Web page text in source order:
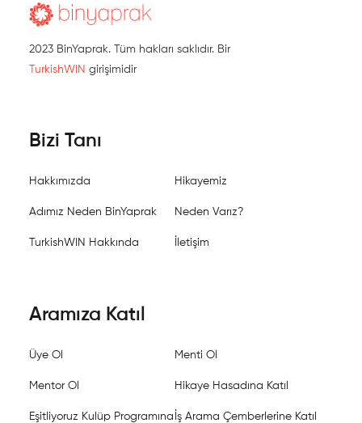
2023 BinYaprak. Tüm hakları saklıdır. Bir
TurkishWIN girişimidir
Bizi Tanı
Hakkımızda Hikayemiz
Adımız Neden BinYaprak Neden Varız?
TurkishWIN Hakkında İletişim
Aramıza Katıl
Üye Ol Menti Ol
Mentor Ol Hikaye Hasadına Katıl
Eşitliyoruz Kulüp Programına İş Arama Çemberlerine Katıl